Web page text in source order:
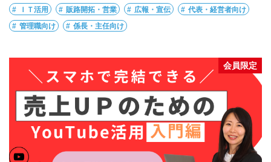
ＩＴ活用 販路開拓・営業 広報・宣伝 代表・経営者向け
管理職向け 係長・主任向け
会員限定